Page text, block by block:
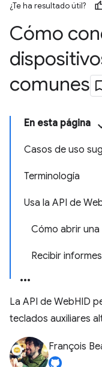
¿Te ha resultado útil?
Cómo
comunes
En esta página
Casos de uso
Terminología
Usa la API de
Cómo abrir
Recibir
La API de WebHID
teclados auxiliares
François